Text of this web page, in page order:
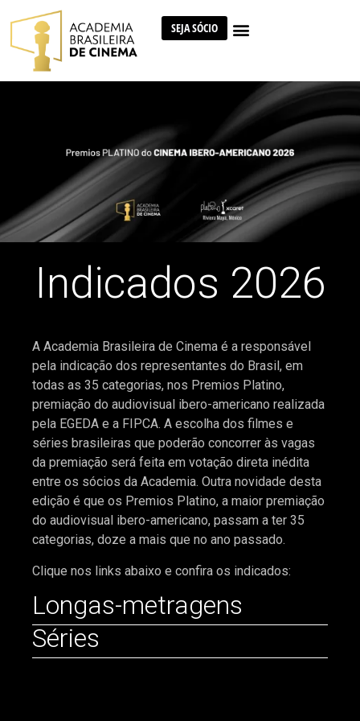
SEJA SÓCIO
Indicados 2026
A Academia Brasileira de Cinema é a responsável
pela indicação dos representantes do Brasil, em
todas as 35 categorias, nos Premios Platino,
premiação do audiovisual ibero-americano realizada
pela EGEDA e a FIPCA. A escolha dos filmes e
séries brasileiras que poderão concorrer às vagas
da premiação será feita em votação direta inédita
entre os sócios da Academia. Outra novidade desta
edição é que os Premios Platino, a maior premiação
do audiovisual ibero-americano, passam a ter 35
categorias, doze a mais que no ano passado.
Clique nos links abaixo e confira os indicados:
Longas-metragens
Séries